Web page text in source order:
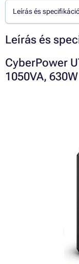
Leírás és
Leírás és
CyberPower
1050VA, 630W